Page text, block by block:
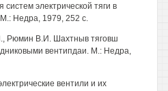
электрической тяги в
Недра, 1979, 252 с.
Рюмин В.И. Шахтныв тяговш
вентипдаи. М.: Недра,
вентили и их